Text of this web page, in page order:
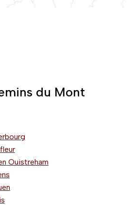
du Mont
Ouistreham